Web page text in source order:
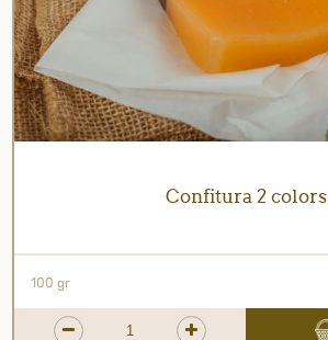
Confitura 2 colors
100 gr